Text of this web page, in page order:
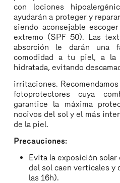
con lociones
ayudarán a proteger y
siendo aconsejable
extremo (SPF 50). Las
absorción le darán una
comodidad a tu piel, a la
hidratada, evitando
irritaciones.
fotoprotectores cuya
garantice la máxima
nocivos del sol y el más
de la piel.
Precauciones:
Evita la exposición solar
del sol caen verticales y
las 16h).